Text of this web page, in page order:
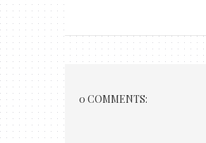
0 COMMENTS: